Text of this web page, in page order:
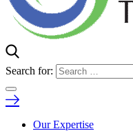
Search for:
Our Expertise